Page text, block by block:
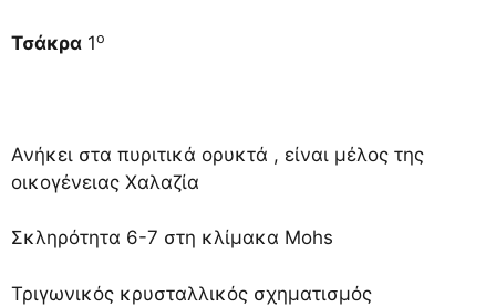
Τσάκρα 1ο
Ανήκει στα πυριτικά ορυκτά , είναι μέλος της
οικογένειας Χαλαζία
Σκληρότητα 6-7 στη κλίμακα Mohs
Τριγωνικός κρυσταλλικός σχηματισμός